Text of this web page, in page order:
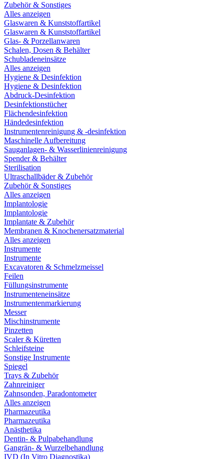
Zubehör & Sonstiges
Alles anzeigen
Glaswaren & Kunststoffartikel
Glaswaren & Kunststoffartikel
Glas- & Porzellanwaren
Schalen, Dosen & Behälter
Schubladeneinsätze
Alles anzeigen
Hygiene & Desinfektion
Hygiene & Desinfektion
Abdruck-Desinfektion
Desinfektionstücher
Flächendesinfektion
Händedesinfektion
Instrumentenreinigung & -desinfektion
Maschinelle Aufbereitung
Sauganlagen- & Wasserlinienreinigung
Spender & Behälter
Sterilisation
Ultraschallbäder & Zubehör
Zubehör & Sonstiges
Alles anzeigen
Implantologie
Implantologie
Implantate & Zubehör
Membranen & Knochenersatzmaterial
Alles anzeigen
Instrumente
Instrumente
Excavatoren & Schmelzmeissel
Feilen
Füllungsinstrumente
Instrumenteneinsätze
Instrumentenmarkierung
Messer
Mischinstrumente
Pinzetten
Scaler & Küretten
Schleifsteine
Sonstige Instrumente
Spiegel
Trays & Zubehör
Zahnreiniger
Zahnsonden, Paradontometer
Alles anzeigen
Pharmazeutika
Pharmazeutika
Anästhetika
Dentin- & Pulpabehandlung
Gangrän- & Wurzelbehandlung
IVD (In Vitro Diagnostika)